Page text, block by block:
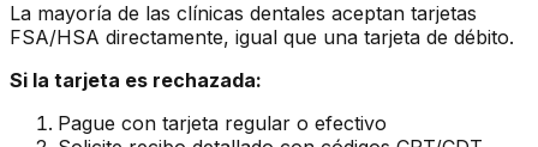
La mayoría de las clínicas dentales aceptan tarjetas
FSA/HSA directamente, igual que una tarjeta de débito.
Si la tarjeta es rechazada:
Pague con tarjeta regular o efectivo